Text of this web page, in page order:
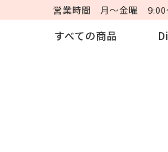
営業時間 月～金曜 9:00
すべての商品